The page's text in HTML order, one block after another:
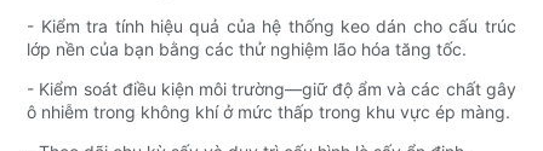
- Kiểm tra tính hiệu quả của hệ thống keo dán cho cấu trúc
lớp nền của bạn bằng các thử nghiệm lão hóa tăng tốc.
- Kiểm soát điều kiện môi trường—giữ độ ẩm và các chất gây
ô nhiễm trong không khí ở mức thấp trong khu vực ép màng.